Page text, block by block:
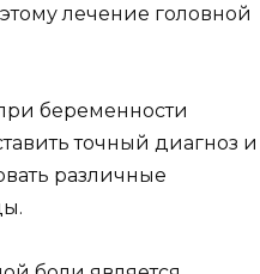
лечение головной
беременности
точный диагноз и
различные